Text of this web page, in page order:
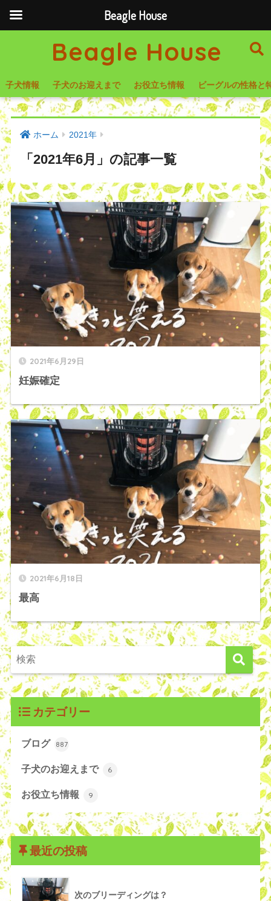
Beagle House
子犬情報 子犬のお迎えまで お役立ち情報 ビーグルの性格と
ホーム 2021年
「2021年6月」の記事一覧
2021年6月29日
妊娠確定
2021年6月18日
最高
カテゴリー
ブログ 887
子犬のお迎えまで 6
お役立ち情報 9
最近の投稿
次のブリーディングは？
Beagle House